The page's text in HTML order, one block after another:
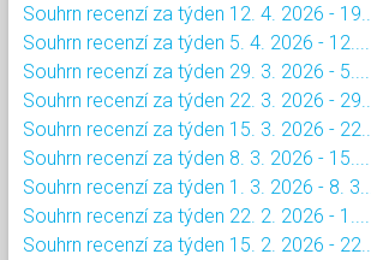
Souhrn recenzí za týden 12. 4. 2026 - 19....
Souhrn recenzí za týden 5. 4. 2026 - 12....
Souhrn recenzí za týden 29. 3. 2026 - 5....
Souhrn recenzí za týden 22. 3. 2026 - 29....
Souhrn recenzí za týden 15. 3. 2026 - 22....
Souhrn recenzí za týden 8. 3. 2026 - 15....
Souhrn recenzí za týden 1. 3. 2026 - 8. 3....
Souhrn recenzí za týden 22. 2. 2026 - 1....
Souhrn recenzí za týden 15. 2. 2026 - 22....